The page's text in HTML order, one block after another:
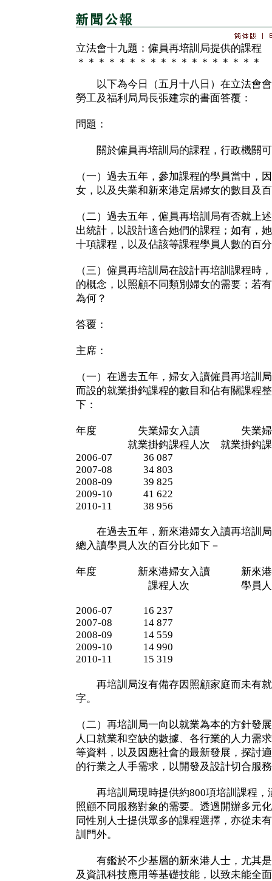
立法會十九題：僱員再培訓局提供的課程
＊＊＊＊＊＊＊＊＊＊＊＊＊＊＊＊＊＊
以下為今日（五月十八日）在立法會會
勞工及福利局局長張建宗的書面答覆：
問題：
關於僱員再培訓局的課程，行政機關可
（一）過去五年，參加課程的學員當中，
女，以及失業和新來港定居婦女的數目及
（二）過去五年，僱員再培訓局有否就上
出統計，以設計適合她們的課程；如有，
十項課程，以及佔該等課程學員人數的百
（三）僱員再培訓局在設計再培訓課程時
的概念，以照顧不同類別婦女的需要；若
為何？
答覆：
主席：
（一）在過去五年，婦女入讀僱員再培訓
而設的就業掛鈎課程的數目和佔有關課程
下：
年度 失業婦女入讀 失業婦女
就業掛鈎課程人次 就業掛鈎課程
2006-07 36 087
2007-08 34 803
2008-09 39 825
2009-10 41 622
2010-11 38 956
在過去五年，新來港婦女入讀再培訓局
總入讀學員人次的百分比如下－
年度 新來港婦女入讀 新來港婦
課程人次 學員人次的
2006-07 16 237
2007-08 14 877
2008-09 14 559
2009-10 14 990
2010-11 15 319
再培訓局沒有備存因照顧家庭而未有就
字。
（二）再培訓局一向以就業為本的方針發
人口就業和空缺的數據、各行業的人力需
等資料，以及因應社會的最新發展，探討
的行業之人手需求，以開發及設計切合服
再培訓局現時提供約800項培訓課程，
照顧不同服務對象的需要。透過開辦多元
同性別人士提供眾多的課程選擇，亦從未
訓門外。
有鑑於不少基層的新來港人士，尤其是
及資訊科技應用等基礎技能，以致未能全